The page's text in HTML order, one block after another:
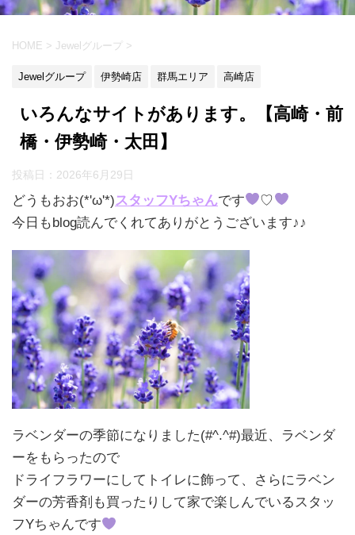
HOME > Jewelグループ >
Jewelグループ 伊勢崎店 群馬エリア 高崎店
いろんなサイトがあります。【高崎・前
橋・伊勢崎・太田】
投稿日： 2026年6月29日
どうもおお(*'ω'*)スタッフYちゃんです
♡
今日もblog読んでくれてありがとうございます♪♪
ラベンダーの季節になりました(#^.^#)最近、ラベンダ
ーをもらったので
ドライフラワーにしてトイレに飾って、さらにラベン
ダーの芳香剤も買ったりして家で楽しんでいるスタッ
フYちゃんです